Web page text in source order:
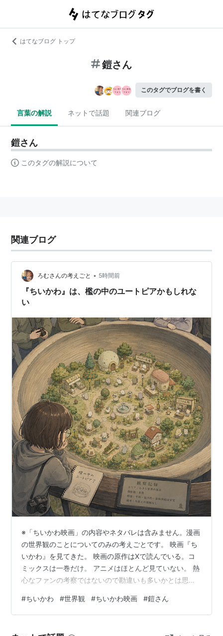
はてなブログ トップ
鎧さん
このタグでブログを書く
言葉の解説 ネットで話題 関連ブログ
鎧さん
このタグの解説について
関連ブログ
ろむさんの考えごと • 5時間前
『ちいかわ』は、檻の中のユートピアかもしれな
い
※「ちいかわ映画」の内容やネタバレは含みません。漫画
の世界観のことについてのみの考えごとです。 映画『ち
いかわ』を見てきた。 映画の原作はXで読んでいる。コ
ミックスは一巻だけ。 アニメはほとんど見ていない。 熱
心なファンの考察ではないので勘違いも多いかとは思
かった ただの可愛い世界ではない「ちいかわ世界の違和
感」を、 書き留めておきたいと思う。 最初に感じたの
#ちいかわ #世界観 #ちいかわ映画 #鎧さん